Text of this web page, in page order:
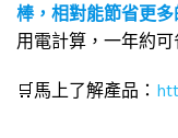
棒，相對能節省更多
用電計算，一年約可
🛒馬上了解產品：